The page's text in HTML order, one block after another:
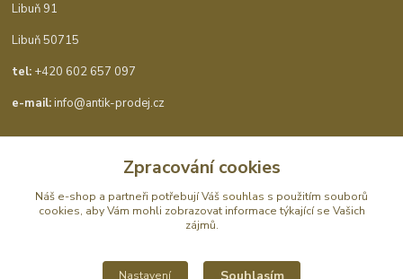
Libuň 91
Libuň 50715
tel: +420 602 657 097
e-mail:info@antik-prodej.cz
Zpracování cookies
Náš e-shop a partneři potřebují Váš souhlas s použitím souborů
cookies, aby Vám mohli zobrazovat informace týkající se Vašich
zájmů.
Nastavení